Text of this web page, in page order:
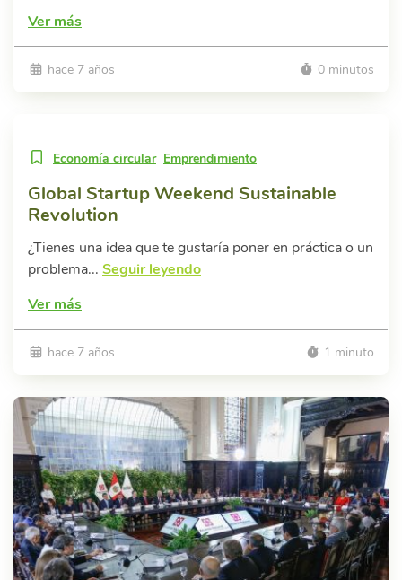
Ver más
hace 7 años 0 minutos
Economía circular Emprendimiento
Global Startup Weekend Sustainable
Revolution
¿Tienes una idea que te gustaría poner en práctica o un
problema... Seguir leyendo
Ver más
hace 7 años 1 minuto